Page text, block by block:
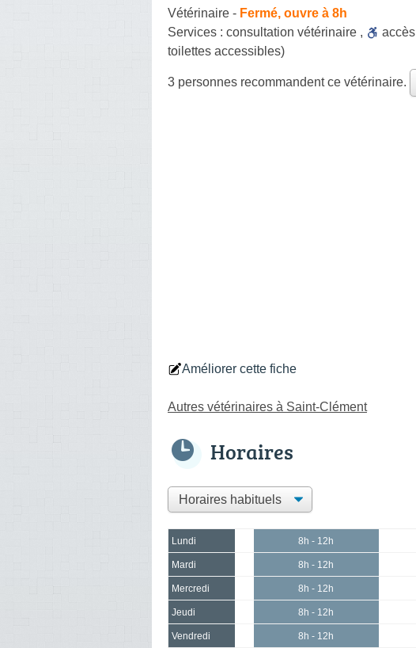
Vétérinaire - Fermé, ouvre à 8h
Services : consultation vétérinaire , accès
toilettes accessibles)
3 personnes recommandentce vétérinaire.
Améliorer cette fiche
Autres vétérinaires à Saint-Clément
Horaires
Lundi 8h - 12h
Mardi 8h - 12h
Mercredi 8h - 12h
Jeudi 8h - 12h
Vendredi 8h - 12h